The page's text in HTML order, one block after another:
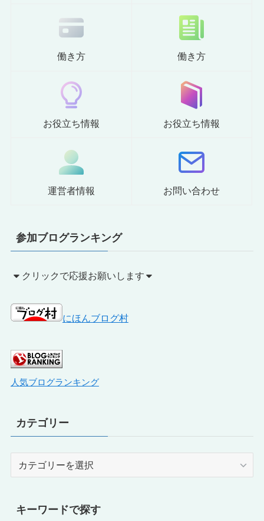
働き方 働き方
お役立ち情報 お役立ち情報
運営者情報 お問い合わせ
参加ブログランキング
クリックで応援お願いします
にほんブログ村
人気ブログランキング
カテゴリー
キーワードで探す